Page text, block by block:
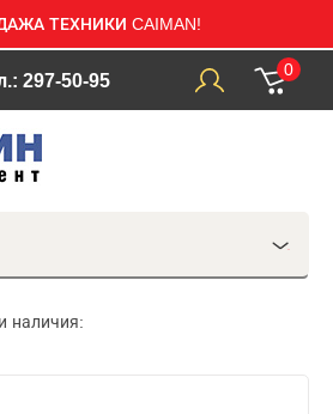
ТЕХНИКИ CAIMAN!
297-50-95
0
наличия: